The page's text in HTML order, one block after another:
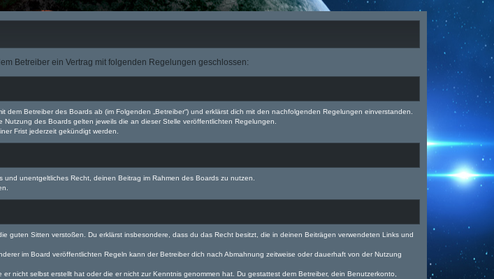
Betreiber ein Vertrag mit folgenden Regelungen geschlossen:
Betreiber des Boards ab (im Folgenden „Betreiber“) und erklärst dich mit den nachfolgenden Regelungen einverstanden.
des Boards gelten jeweils die an dieser Stelle veröffentlichten Regelungen.
Frist jederzeit gekündigt werden.
unentgeltliches Recht, deinen Beitrag im Rahmen des Boards zu nutzen.
guten Sitten verstoßen. Du erklärst insbesondere, dass du das Recht besitzt, die in deinen Beiträgen verwendeten Links und
im Board veröffentlichten Regeln kann der Betreiber dich nach Abmahnung zeitweise oder dauerhaft von der Nutzung
nicht selbst erstellt hat oder die er nicht zur Kenntnis genommen hat. Du gestattest dem Betreiber, dein Benutzerkonto,